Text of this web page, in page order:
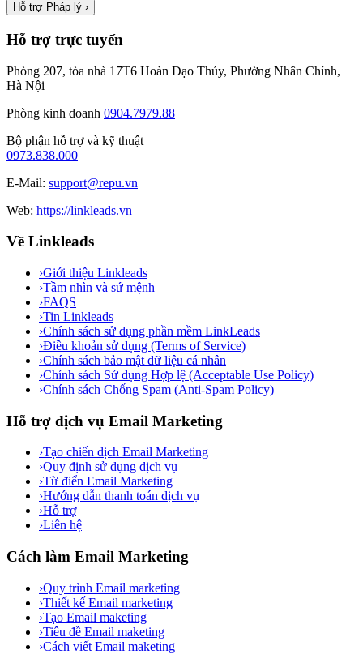
Hỗ trợ Pháp lý ›
Hỗ trợ trực tuyến
Phòng 207, tòa nhà 17T6 Hoàn Đạo Thúy, Phường Nhân Chính,
Hà Nội
Phòng kinh doanh 0904.7979.88
Bộ phận hỗ trợ và kỹ thuật
0973.838.000
E-Mail: support@repu.vn
Web: https://linkleads.vn
Về Linkleads
›Giới thiệu Linkleads
›Tầm nhìn và sứ mệnh
›FAQS
›Tin Linkleads
›Chính sách sử dụng phần mềm LinkLeads
›Điều khoản sử dụng (Terms of Service)
›Chính sách bảo mật dữ liệu cá nhân
›Chính sách Sử dụng Hợp lệ (Acceptable Use Policy)
›Chính sách Chống Spam (Anti-Spam Policy)
Hỗ trợ dịch vụ Email Marketing
›Tạo chiến dịch Email Marketing
›Quy định sử dụng dịch vụ
›Từ điển Email Marketing
›Hướng dẫn thanh toán dịch vụ
›Hỗ trợ
›Liên hệ
Cách làm Email Marketing
›Quy trình Email marketing
›Thiết kế Email marketing
›Tạo Email maketing
›Tiêu đề Email maketing
›Cách viết Email maketing